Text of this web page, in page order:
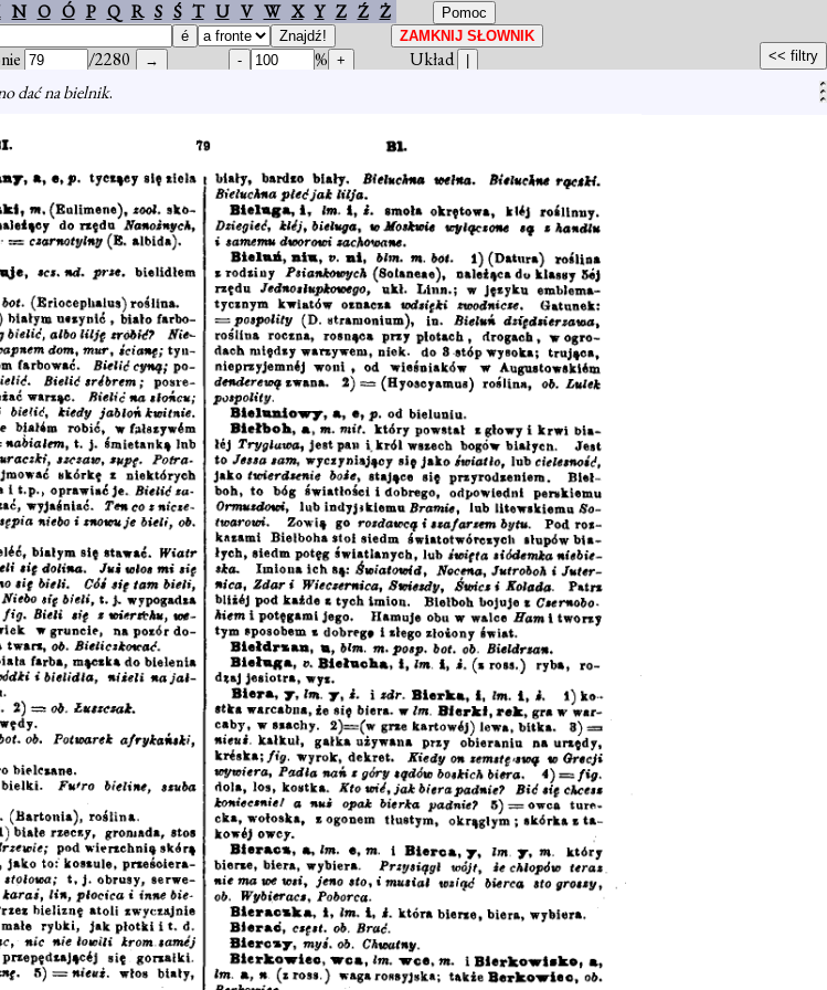
N O Ó P Q R S Ś T U V W X Y Z Ź Ż
/2280 %
Układ
dać na bielnik.